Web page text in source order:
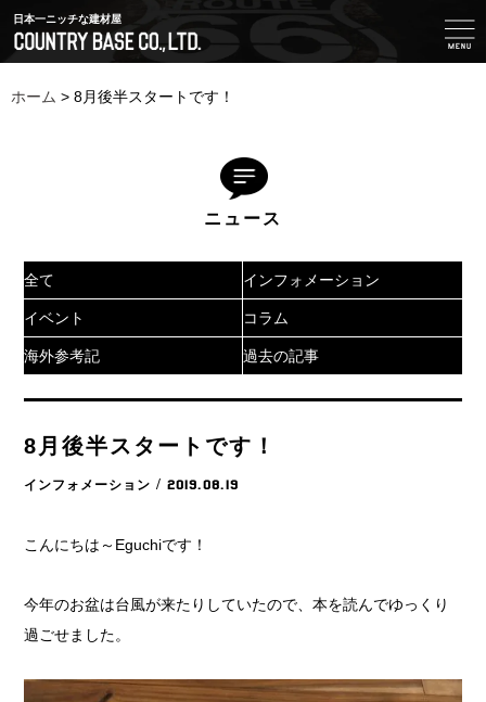
日本一ニッチな建材屋
ホーム > 8月後半スタートです！
ニュース
全て インフォメーション
イベント コラム
海外参考記 過去の記事
8月後半スタートです！
インフォメーション / 2019.08.19
こんにちは～Eguchiです！
今年のお盆は台風が来たりしていたので、本を読んでゆっくり
過ごせました。